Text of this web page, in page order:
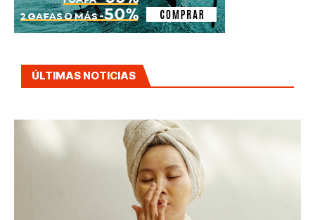
ÚLTIMAS NOTICIAS